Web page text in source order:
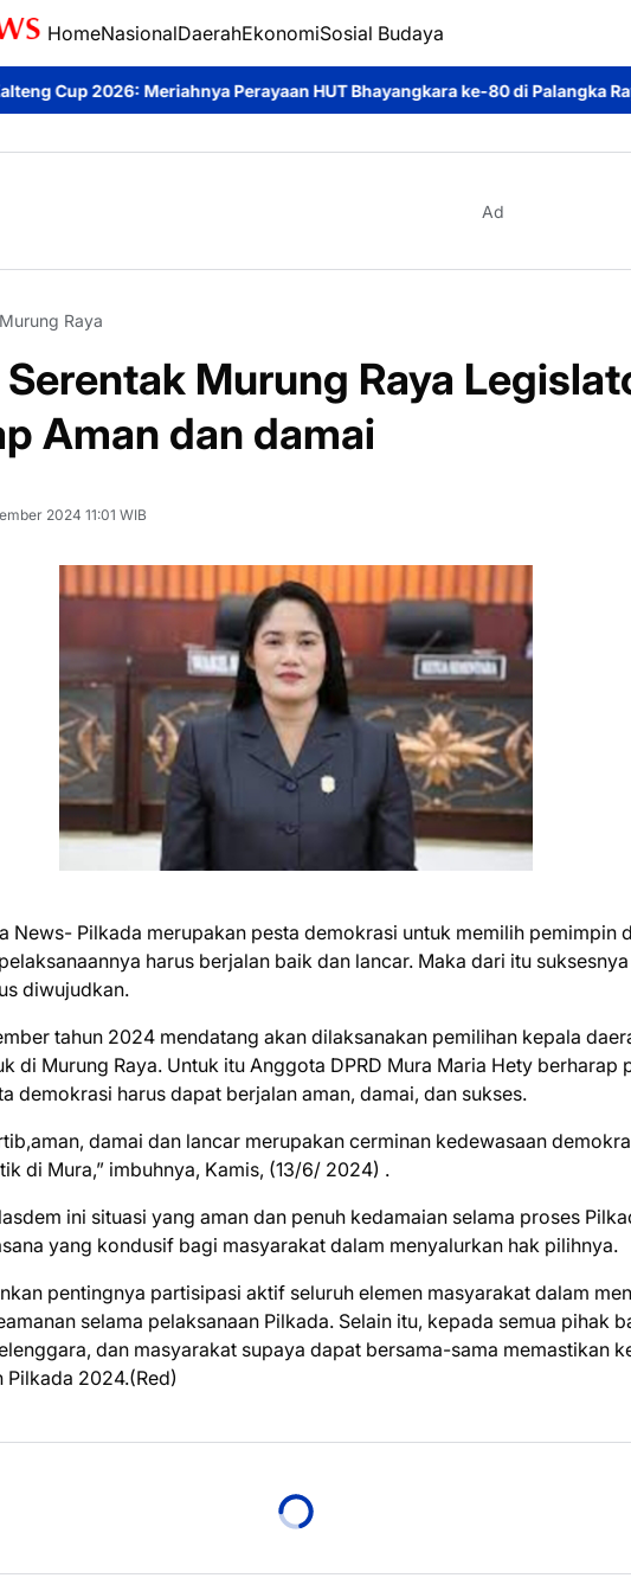
HomeNasionalDaerahEkonomiSosial Budaya
HUT Bhayangkara ke-80 di Palangka Raya Mendorong
Ad
Raya
Murung Raya
Aman dan damai
2024 11:01 WIB
News- Pilkada merupakan pesta demokrasi untuk memilih pemimpin
harus berjalan baik dan lancar. Maka dari itu suksesnya
diwujudkan.
tahun 2024 mendatang akan dilaksanakan pemilihan kepala
di Murung Raya. Untuk itu Anggota DPRD Mura Maria Hety berharap
demokrasi harus dapat berjalan aman, damai, dan sukses.
damai dan lancar merupakan cerminan kedewasaan
di Mura,” imbuhnya, Kamis, (13/6/ 2024) .
ini situasi yang aman dan penuh kedamaian selama proses
yang kondusif bagi masyarakat dalam menyalurkan hak pilihnya.
pentingnya partisipasi aktif seluruh elemen masyarakat dalam
selama pelaksanaan Pilkada. Selain itu, kepada semua pihak
dan masyarakat supaya dapat bersama-sama memastikan
Pilkada 2024.(Red)